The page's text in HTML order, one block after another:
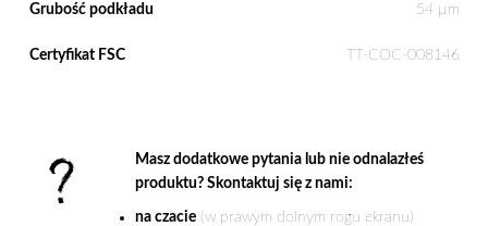
Grubość podkładu
54 µm
Certyfikat FSC TT-COC-008146
Masz dodatkowe pytania lub nie odnalazłeś
produktu? Skontaktuj się z nami:
na czacie(w prawym dolnym rogu ekranu)